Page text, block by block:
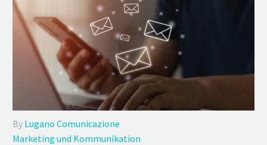
By Lugano Comunicazione
Marketing und Kommunikation